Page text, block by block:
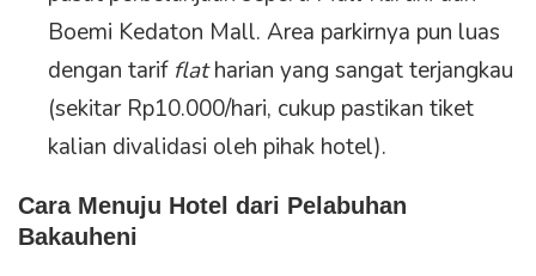
Boemi Kedaton Mall. Area parkirnya pun luas
dengan tarif flatharian yang sangat terjangkau
(sekitar Rp10.000/hari, cukup pastikan tiket
kalian divalidasi oleh pihak hotel).
Cara Menuju Hotel dari Pelabuhan
Bakauheni